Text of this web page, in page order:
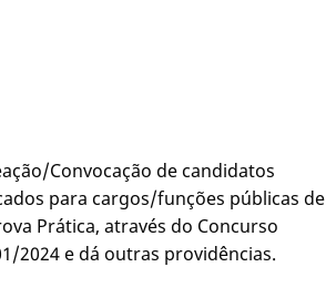
Convocação de candidatos
para cargos/funções públicas de
Prática, através do Concurso
2024 e dá outras providências.